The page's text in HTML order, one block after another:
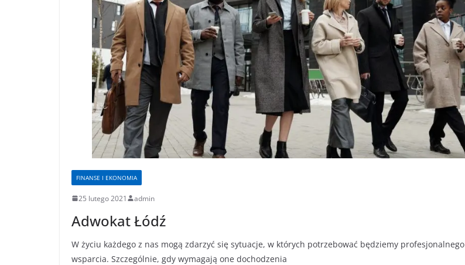
FINANSE I EKONOMIA
25 lutego 2021 admin
Adwokat Łódź
W życiu każdego z nas mogą zdarzyć się sytuacje, w których potrzebować będziemy profesjonalnego
wsparcia. Szczególnie, gdy wymagają one dochodzenia